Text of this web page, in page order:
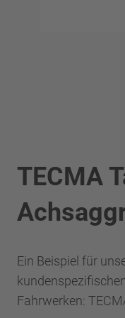
TECMA
Ein Beispiel für
Fahrwerken: